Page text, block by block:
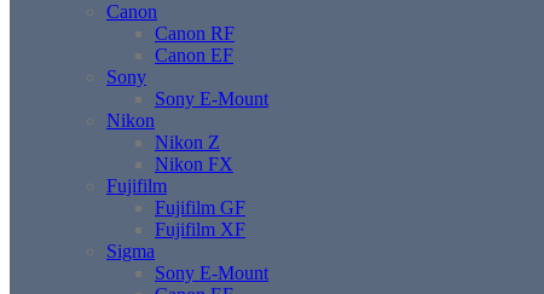
Canon
Canon RF
Canon EF
Sony
Sony E-Mount
Nikon
Nikon Z
Nikon FX
Fujifilm
Fujifilm GF
Fujifilm XF
Sigma
Sony E-Mount